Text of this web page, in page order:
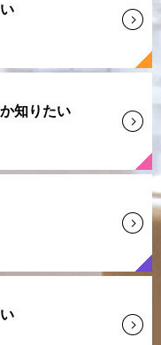
知りたい